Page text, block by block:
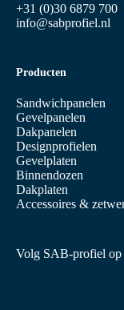
+31 (0)30 6879 700
info@sabprofiel.nl
Producten
Sandwichpanelen
Gevelpanelen
Dakpanelen
Designprofielen
Gevelplaten
Binnendozen
Dakplaten
Accessoires &
Volg SAB-profiel op